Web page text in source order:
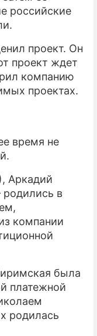
российские
проект. Он
проект ждет
компанию
проектах.
время не
Аркадий
родились в
компании
была
платежной
родилась